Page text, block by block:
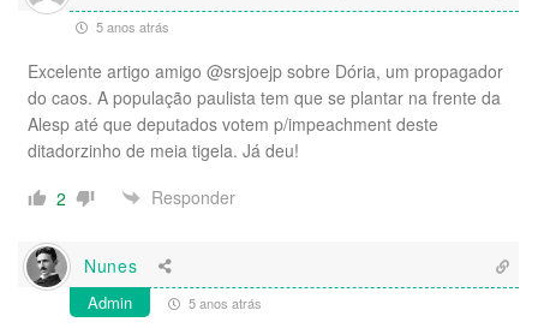
5 anos atrás
Excelente artigo amigo @srsjoejp sobre Dória, um propagador
do caos. A população paulista tem que se plantar na frente da
Alesp até que deputados votem p/impeachment deste
ditadorzinho de meia tigela. Já deu!
2
Responder
Nunes
Admin 5 anos atrás